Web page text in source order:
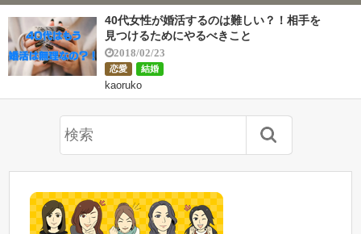
40代女性が婚活するのは難しい？！相手を
見つけるためにやるべきこと
2018/02/23
恋愛 結婚
kaoruko